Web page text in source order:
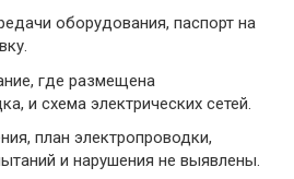
оборудования, паспорт на
где размещена
и схема электрических сетей.
план электропроводки,
и нарушения не выявлены.